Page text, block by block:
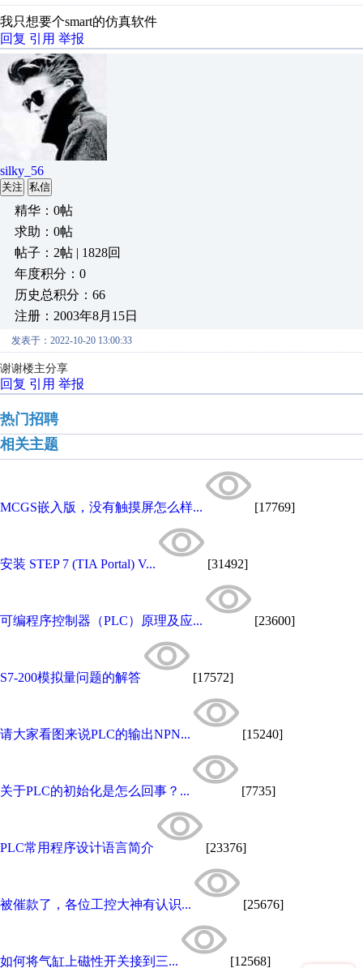
我只想要个smart的仿真软件
回复 引用 举报
silky_56
关注 私信
精华：0帖
求助：0帖
帖子：2帖 | 1828回
年度积分：0
历史总积分：66
注册：2003年8月15日
发表于：2022-10-20 13:00:33
谢谢楼主分享
回复 引用 举报
热门招聘
相关主题
MCGS嵌入版，没有触摸屏怎么样... [17769]
安装 STEP 7 (TIA Portal) V... [31492]
可编程序控制器（PLC）原理及应... [23600]
S7-200模拟量问题的解答 [17572]
请大家看图来说PLC的输出NPN... [15240]
关于PLC的初始化是怎么回事？... [7735]
PLC常用程序设计语言简介 [23376]
被催款了，各位工控大神有认识... [25676]
如何将气缸上磁性开关接到三... [12568]